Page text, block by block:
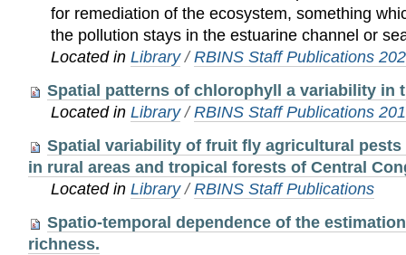
for remediation of the ecosystem, something
the pollution stays in the estuarine channel or
Located inLibrary /RBINS Staff Publications
Spatial patterns of chlorophyll a variability in
Located inLibrary /RBINS Staff Publications
Spatial variability of fruit fly agricultural pests
in rural areas and tropical forests of Central
Located inLibrary /RBINS Staff Publications
Spatio-temporal dependence of the
richness.